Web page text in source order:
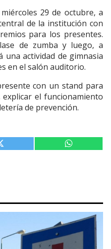
29 de octubre, a
de la institución con
para los presentes.
de zumba y luego, a
una actividad de gimnasia
en el salón auditorio.
con un stand para
el funcionamiento
de prevención.